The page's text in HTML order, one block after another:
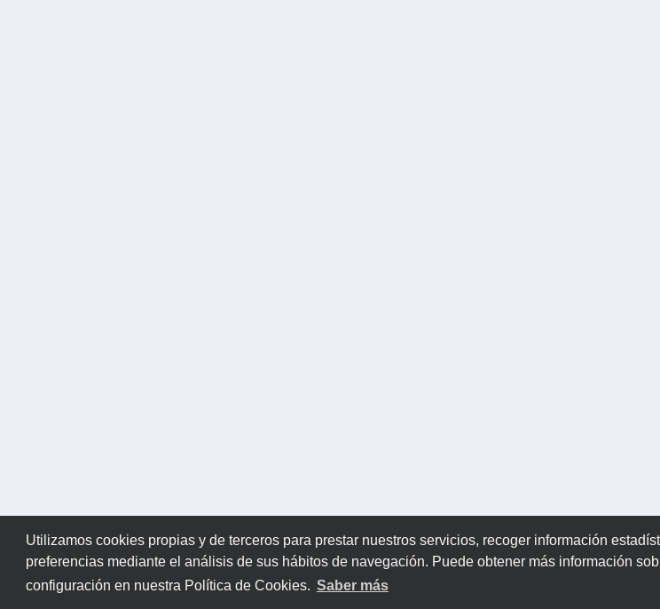
Utilizamos cookies propias y de terceros para prestar nuestros servicios, recoger información
preferencias mediante el análisis de sus hábitos de navegación. Puede obtener más información
configuración en nuestra Política de Cookies. Saber más